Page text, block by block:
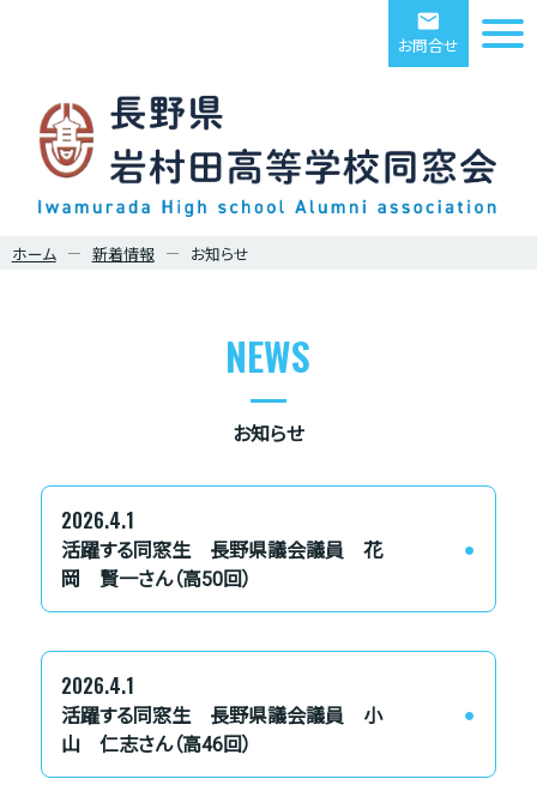
email
お問合せ
ホーム 新着情報 お知らせ
NEWS
お知らせ
2026.4.1
活躍する同窓生 長野県議会議員 花
岡 賢一さん（高50回）
2026.4.1
活躍する同窓生 長野県議会議員 小
山 仁志さん（高46回）